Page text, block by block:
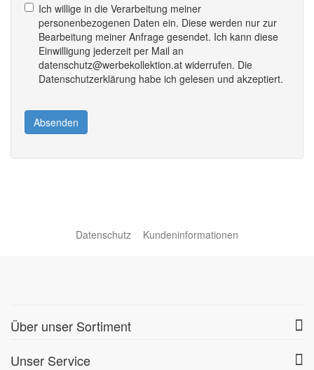
Ich willige in die Verarbeitung meiner
personenbezogenen Daten ein. Diese werden nur zur
Bearbeitung meiner Anfrage gesendet. Ich kann diese
Einwilligung jederzeit per Mail an
datenschutz@werbekollektion.at widerrufen. Die
Datenschutzerklärung habe ich gelesen und akzeptiert.
Absenden
Datenschutz Kundeninformationen
Über unser Sortiment
Unser Service